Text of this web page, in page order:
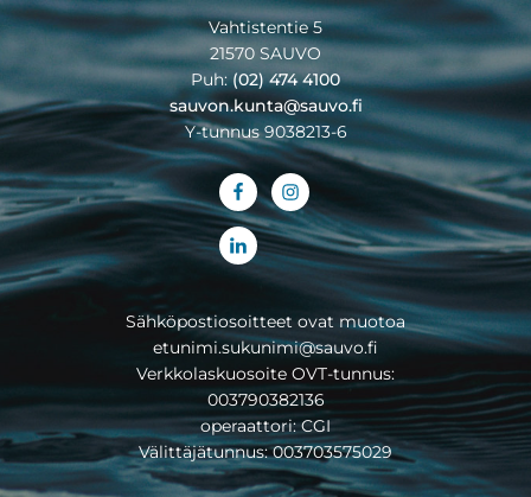
Vahtistentie 5
21570 SAUVO
Puh:(02) 474 4100
sauvon.kunta@sauvo.fi
Y-tunnus 9038213-6
Sähköpostiosoitteet ovat muotoa
etunimi.sukunimi@sauvo.fi
Verkkolaskuosoite OVT-tunnus:
003790382136
operaattori: CGI
Välittäjätunnus: 003703575029